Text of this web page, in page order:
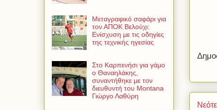
Μεταγραφικό σαφάρι για
τον ΑΠΟΚ Βελούχι:
Ενίσχυση με τις οδηγίες
της τεχνικής ηγεσίας
Στο Καρπενήσι για γάμο
ο Θαναηλάκης,
συναντήθηκε με τον
διευθυντή του Montana
Γιώργο Λαθύρη